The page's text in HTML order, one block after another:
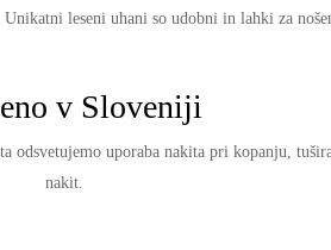
leseni uhani so udobni in lahki za
v Sloveniji
odsvetujemo uporaba nakita pri kopanju,
nakit.